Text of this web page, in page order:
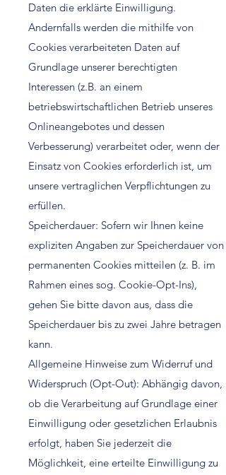
Daten die erklärte Einwilligung.
Andernfalls werden die mithilfe von
Cookies verarbeiteten Daten auf
Grundlage unserer berechtigten
Interessen (z.B. an einem
betriebswirtschaftlichen Betrieb unseres
Onlineangebotes und dessen
Verbesserung) verarbeitet oder, wenn der
Einsatz von Cookies erforderlich ist, um
unsere vertraglichen Verpflichtungen zu
erfüllen.
Speicherdauer: Sofern wir Ihnen keine
expliziten Angaben zur Speicherdauer von
permanenten Cookies mitteilen (z. B. im
Rahmen eines sog. Cookie-Opt-Ins),
gehen Sie bitte davon aus, dass die
Speicherdauer bis zu zwei Jahre betragen
kann.
Allgemeine Hinweise zum Widerruf und
Widerspruch (Opt-Out): Abhängig davon,
ob die Verarbeitung auf Grundlage einer
Einwilligung oder gesetzlichen Erlaubnis
erfolgt, haben Sie jederzeit die
Möglichkeit, eine erteilte Einwilligung zu